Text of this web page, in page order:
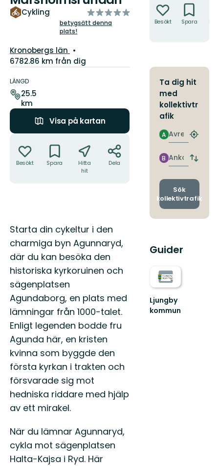
Cykling
av
5
betygsätt denna
plats!
Län:
Kronobergs län
6782.86 km från dig
om
leden
LÄNGD
25.5
km
Visa på kartan
Besökt Spara
Hitta
hit
Dela
Beskrivning
Starta din cykeltur i den
charmiga byn Agunnaryd,
där du kan besöka den
historiska kyrkoruinen och
sägenplatsen
Agundaborg, en plats med
lämningar från 1000-talet.
Enligt legenden bodde fru
Agunda här, en kristen
kvinna som byggde den
första kyrkan i trakten och
försvarade sig mot
hedniska riddare med hjälp
av ett mirakel.
När du lämnar Agunnaryd,
cykla mot sägenplatsen
Halta-Kajsa i Ryd. Här
Besökt Spara
Ta dig hit
med
kollektivtr
afik
Avresa
A
Hitta
Ankomst
B
Byt
och
Sök
kollektivtrafik
Guider
Ljungby
kommun